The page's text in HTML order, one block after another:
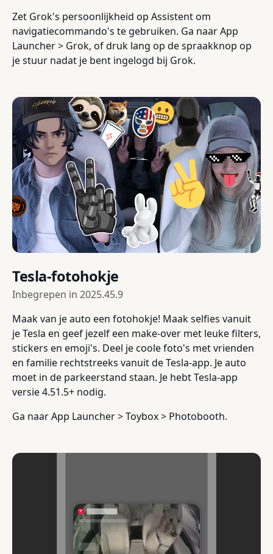
Zet Grok's persoonlijkheid op Assistent om
navigatiecommando's te gebruiken. Ga naar App
Launcher > Grok, of druk lang op de spraakknop op
je stuur nadat je bent ingelogd bij Grok.
Tesla-fotohokje
Inbegrepen in 2025.45.9
Maak van je auto een fotohokje! Maak selfies vanuit
je Tesla en geef jezelf een make-over met leuke filters,
stickers en emoji's. Deel je coole foto's met vrienden
en familie rechtstreeks vanuit de Tesla-app. Je auto
moet in de parkeerstand staan. Je hebt Tesla-app
versie 4.51.5+ nodig.
Ga naar App Launcher > Toybox > Photobooth.